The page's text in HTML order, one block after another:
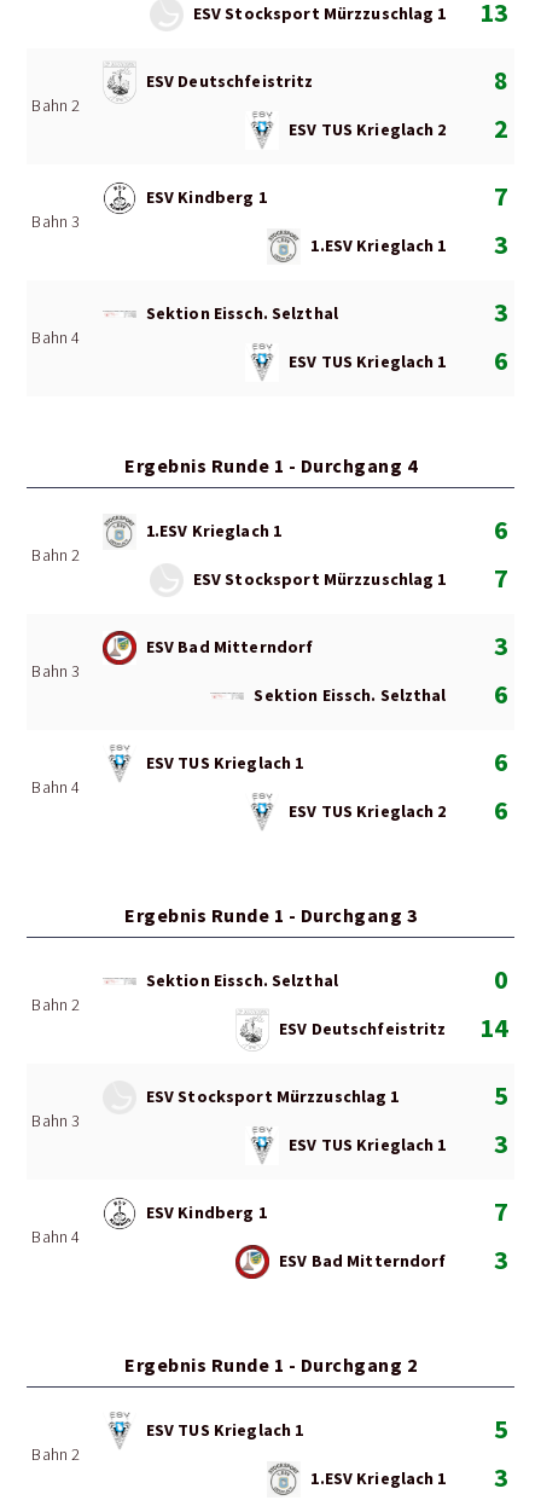
13
ESV Stocksport Mürzzuschlag 1
Bahn 2
ESV Deutschfeistritz
8
2
ESV TUS Krieglach 2
Bahn 3
ESV Kindberg 1
7
3
1.ESV Krieglach 1
Bahn 4
Sektion Eissch. Selzthal
3
6
ESV TUS Krieglach 1
Ergebnis Runde 1 - Durchgang 4
Bahn 2
1.ESV Krieglach 1
6
7
ESV Stocksport Mürzzuschlag 1
Bahn 3
ESV Bad Mitterndorf
3
6
Sektion Eissch. Selzthal
Bahn 4
ESV TUS Krieglach 1
6
6
ESV TUS Krieglach 2
Ergebnis Runde 1 - Durchgang 3
Bahn 2
Sektion Eissch. Selzthal
0
14
ESV Deutschfeistritz
Bahn 3
ESV Stocksport Mürzzuschlag 1
5
3
ESV TUS Krieglach 1
Bahn 4
ESV Kindberg 1
7
3
ESV Bad Mitterndorf
Ergebnis Runde 1 - Durchgang 2
Bahn 2
ESV TUS Krieglach 1
5
3
1.ESV Krieglach 1